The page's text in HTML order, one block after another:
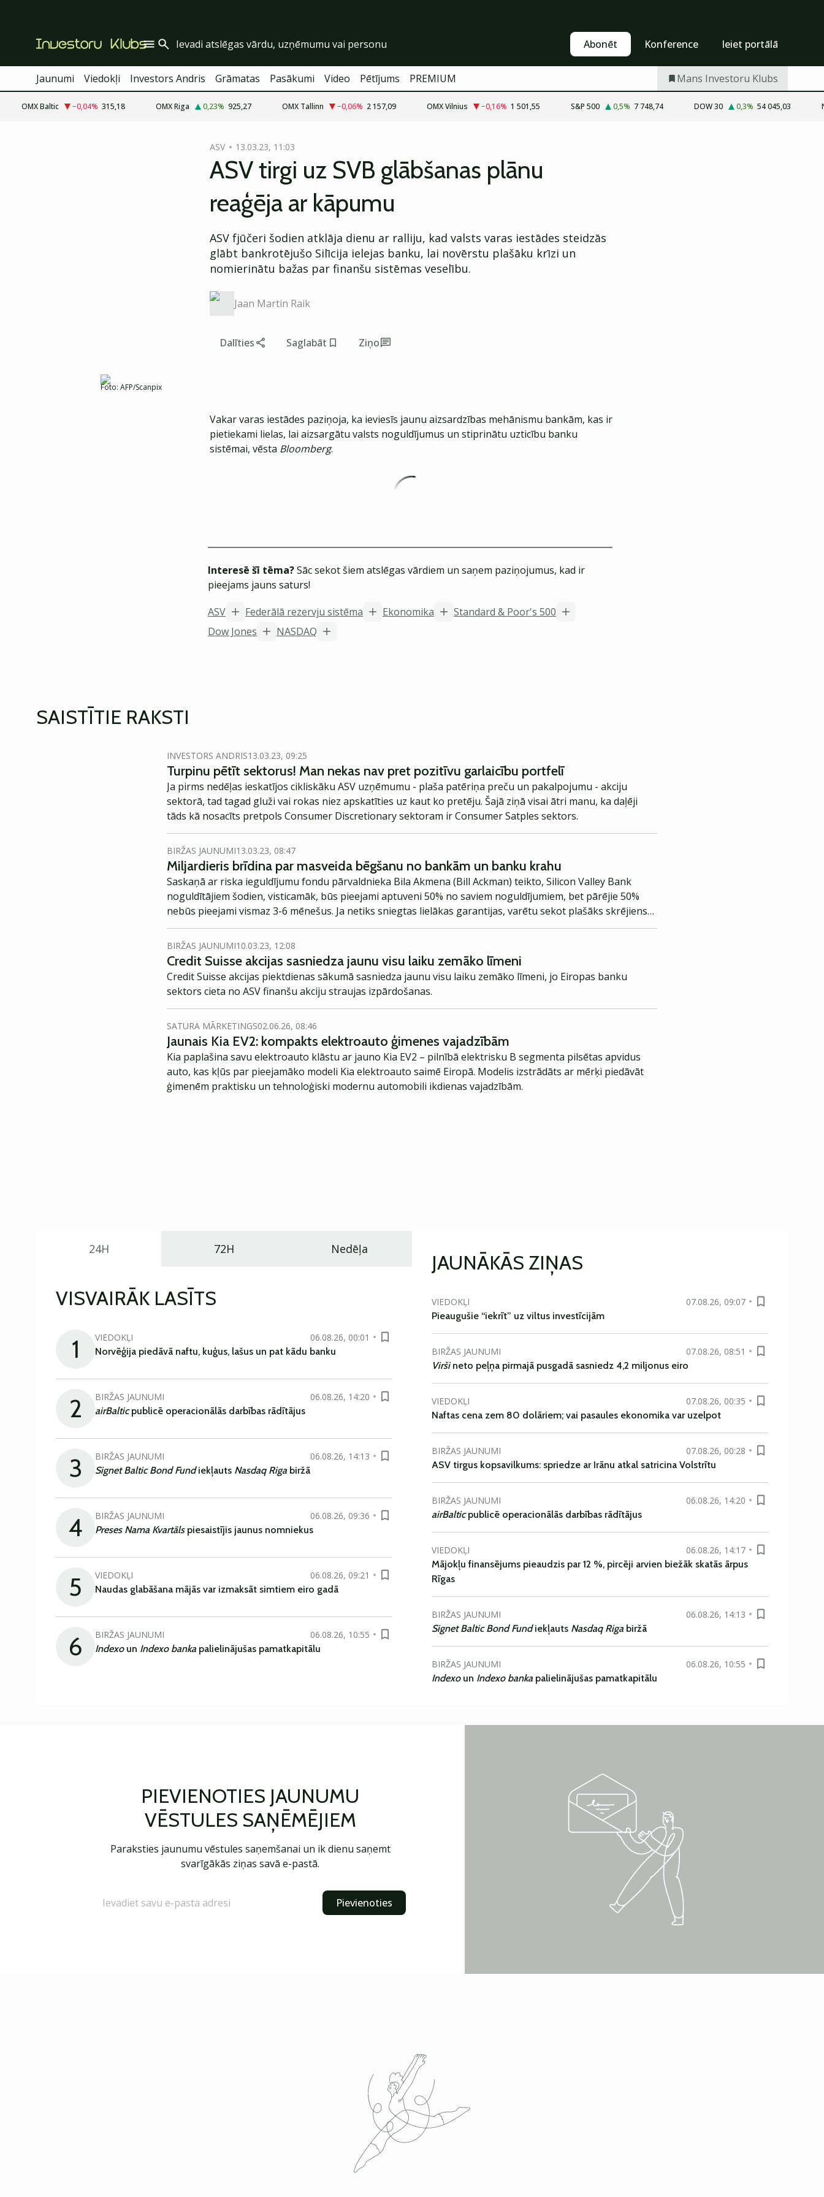
Abonēt Konference Ieiet portālā
Jaunumi Viedokļi Investors Andris Grāmatas Pasākumi Video Pētījums PREMIUM Mans Investoru Klubs
OMX Baltic −0,04% 315,18 OMX Riga 0,23% 925,27 OMX Tallinn −0,06% 2 157,09 OMX Vilnius −0,16% 1 501,55 S&P 500 0,5% 7 748,74 DOW 30 0,3% 54 045,03
ASV 13.03.23, 11:03
ASV tirgi uz SVB glābšanas plānu
reaģēja ar kāpumu
ASV fjūčeri šodien atklāja dienu ar ralliju, kad valsts varas iestādes steidzās
glābt bankrotējušo Silīcija ielejas banku, lai novērstu plašāku krīzi un
nomierinātu bažas par finanšu sistēmas veselību.
Jaan Martin Raik
Dalīties Saglabāt Ziņo
Foto: AFP/Scanpix
Vakar varas iestādes paziņoja, ka ieviesīs jaunu aizsardzības mehānismu bankām, kas ir
pietiekami lielas, lai aizsargātu valsts noguldījumus un stiprinātu uzticību banku
sistēmai, vēsta Bloomberg.
Interesē šī tēma?Sāc sekot šiem atslēgas vārdiem un saņem paziņojumus, kad ir
pieejams jauns saturs!
ASV
Federālā rezervju sistēma Ekonomika
Standard & Poor's 500
Dow Jones
NASDAQ
SAISTĪTIE RAKSTI
INVESTORS ANDRIS13.03.23, 09:25
Turpinu pētīt sektorus! Man nekas nav pret pozitīvu garlaicību portfelī
Ja pirms nedēļas ieskatījos cikliskāku ASV uzņēmumu - plaša patēriņa preču un pakalpojumu - akciju
sektorā, tad tagad gluži vai rokas niez apskatīties uz kaut ko pretēju. Šajā ziņā visai ātri manu, ka daļēji
tāds kā nosacīts pretpols Consumer Discretionary sektoram ir Consumer Satples sektors.
BIRŽAS JAUNUMI13.03.23, 08:47
Miljardieris brīdina par masveida bēgšanu no bankām un banku krahu
Saskaņā ar riska ieguldījumu fondu pārvaldnieka Bila Akmena (Bill Ackman) teikto, Silicon Valley Bank
noguldītājiem šodien, visticamāk, būs pieejami aptuveni 50% no saviem noguldījumiem, bet pārējie 50%
nebūs pieejami vismaz 3-6 mēnešus. Ja netiks sniegtas lielākas garantijas, varētu sekot plašāks skrējiens
prom no bankām.
BIRŽAS JAUNUMI10.03.23, 12:08
Credit Suisse akcijas sasniedza jaunu visu laiku zemāko līmeni
Credit Suisse akcijas piektdienas sākumā sasniedza jaunu visu laiku zemāko līmeni, jo Eiropas banku
sektors cieta no ASV finanšu akciju straujas izpārdošanas.
SATURA MĀRKETINGS02.06.26, 08:46
Jaunais Kia EV2: kompakts elektroauto ģimenes vajadzībām
Kia paplašina savu elektroauto klāstu ar jauno Kia EV2 – pilnībā elektrisku B segmenta pilsētas apvidus
auto, kas kļūs par pieejamāko modeli Kia elektroauto saimē Eiropā. Modelis izstrādāts ar mērķi piedāvāt
ģimenēm praktisku un tehnoloģiski modernu automobili ikdienas vajadzībām.
24H 72H Nedēļa
VISVAIRĀK LASĪTS
1 VIEDOKĻI
06.08.26, 00:01
Norvēģija piedāvā naftu, kuģus, lašus un pat kādu banku
2 BIRŽAS JAUNUMI
06.08.26, 14:20
airBalticpublicē operacionālās darbības rādītājus
3 BIRŽAS JAUNUMI
06.08.26, 14:13
Signet Baltic Bond Fundiekļauts Nasdaq Riga biržā
4 BIRŽAS JAUNUMI
06.08.26, 09:36
Preses Nama Kvartāls piesaistījis jaunus nomniekus
5 VIEDOKĻI
06.08.26, 09:21
Naudas glabāšana mājās var izmaksāt simtiem eiro gadā
6 BIRŽAS JAUNUMI
06.08.26, 10:55
Indexoun Indexo banka palielinājušas pamatkapitālu
JAUNĀKĀS ZIŅAS
VIEDOKĻI
07.08.26, 09:07
Pieaugušie “iekrīt” uz viltus investīcijām
BIRŽAS JAUNUMI
07.08.26, 08:51
Viršineto peļņa pirmajā pusgadā sasniedz 4,2 miljonus eiro
VIEDOKĻI
07.08.26, 00:35
Naftas cena zem 80 dolāriem; vai pasaules ekonomika var uzelpot
BIRŽAS JAUNUMI
07.08.26, 00:28
ASV tirgus kopsavilkums: spriedze ar Irānu atkal satricina Volstrītu
BIRŽAS JAUNUMI
06.08.26, 14:20
airBalticpublicē operacionālās darbības rādītājus
VIEDOKĻI
06.08.26, 14:17
Mājokļu finansējums pieaudzis par 12 %, pircēji arvien biežāk skatās ārpus
Rīgas
BIRŽAS JAUNUMI
06.08.26, 14:13
Signet Baltic Bond Fundiekļauts Nasdaq Riga biržā
BIRŽAS JAUNUMI
06.08.26, 10:55
Indexoun Indexo banka palielinājušas pamatkapitālu
PIEVIENOTIES JAUNUMU
VĒSTULES SAŅĒMĒJIEM
Paraksties jaunumu vēstules saņemšanai un ik dienu saņemt
svarīgākās ziņas savā e-pastā.
Pievienoties